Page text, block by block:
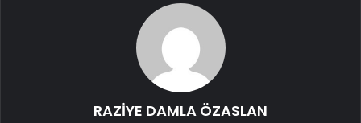
RAZİYE DAMLA ÖZASLAN